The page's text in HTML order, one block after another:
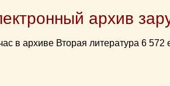
архив
в архиве Вторая литература 6 572